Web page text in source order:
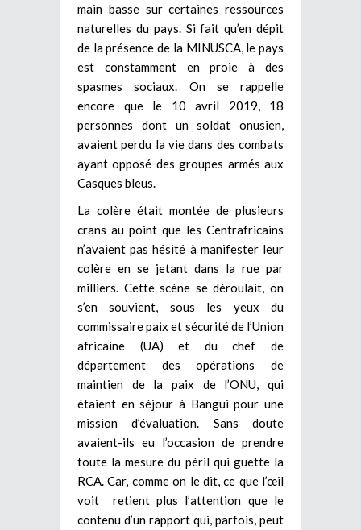
main basse sur certaines ressources
naturelles du pays. Si fait qu’en dépit
de la présence de la MINUSCA, le pays
est constamment en proie à des
spasmes sociaux. On se rappelle
encore que le 10 avril 2019, 18
personnes dont un soldat onusien,
avaient perdu la vie dans des combats
ayant opposé des groupes armés aux
Casques bleus.
La colère était montée de plusieurs
crans au point que les Centrafricains
n’avaient pas hésité à manifester leur
colère en se jetant dans la rue par
milliers. Cette scène se déroulait, on
s’en souvient, sous les yeux du
commissaire paix et sécurité de l’Union
africaine (UA) et du chef de
département des opérations de
maintien de la paix de l’ONU, qui
étaient en séjour à Bangui pour une
mission d’évaluation. Sans doute
avaient-ils eu l’occasion de prendre
toute la mesure du péril qui guette la
RCA. Car, comme on le dit, ce que l’œil
voit retient plus l’attention que le
contenu d’un rapport qui, parfois, peut